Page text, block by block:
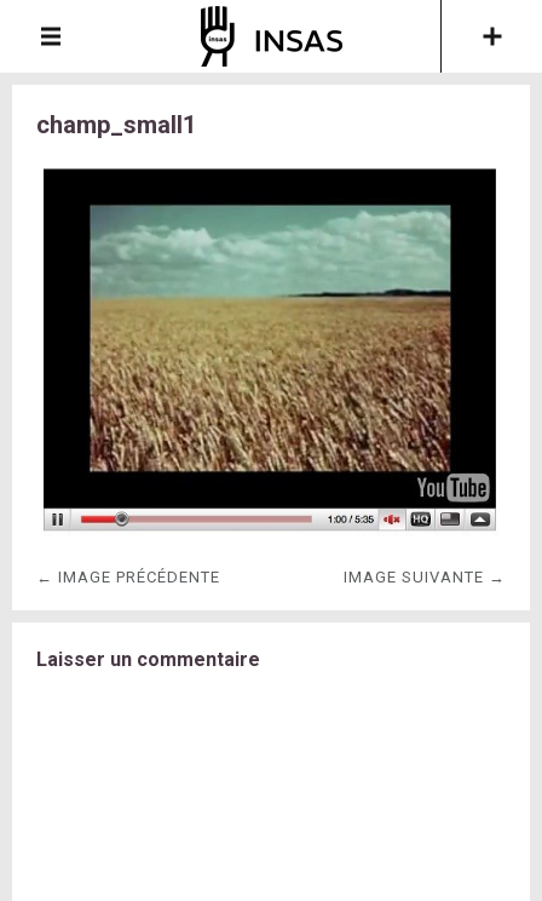
champ_small1
← IMAGE PRÉCÉDENTE IMAGE SUIVANTE →
Laisser un commentaire